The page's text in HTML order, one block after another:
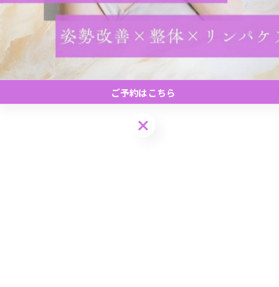
度な運動を心がけましょう🌟
ご予約はこちら
ご予約はこちら